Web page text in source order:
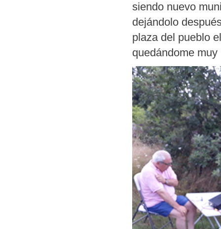
siendo nuevo
dejándolo
plaza del pueblo
quedándome